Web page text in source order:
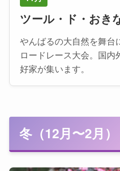
ツール・ド・おき
やんばるの大自然を舞台
ロードレース大会。国
好家が集います。
冬（12月〜2月）